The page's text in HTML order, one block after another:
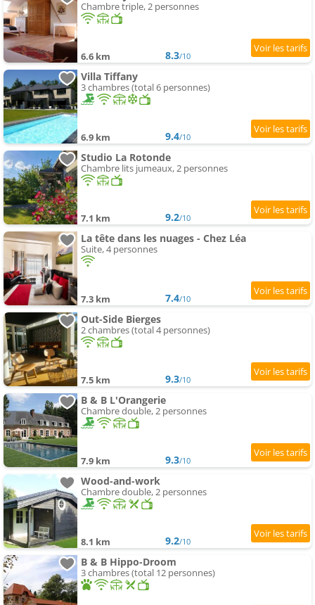
Chambre triple, 2 personnes
6.6 km 8.3/10
Villa Tiffany
3 chambres (total 6 personnes)
6.9 km 9.4/10
Studio La Rotonde
Chambre lits jumeaux, 2 personnes
7.1 km 9.2/10
La tête dans les nuages - Chez Léa
Suite, 4 personnes
7.3 km 7.4/10
Out-Side Bierges
2 chambres (total 4 personnes)
7.5 km 9.3/10
B & B L'Orangerie
Chambre double, 2 personnes
7.9 km 9.3/10
Wood-and-work
Chambre double, 2 personnes
8.1 km 9.2/10
B & B Hippo-Droom
3 chambres (total 12 personnes)